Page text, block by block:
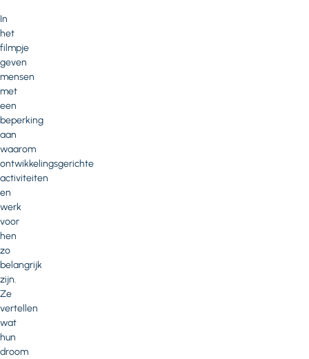
In
het
filmpje
geven
mensen
met
een
beperking
aan
waarom
ontwikkelingsgerichte
activiteiten
en
werk
voor
hen
zo
belangrijk
zijn.
Ze
vertellen
wat
hun
droom